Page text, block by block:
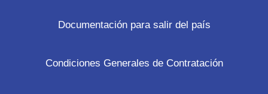
Documentación para salir del país
Condiciones Generales de Contratación